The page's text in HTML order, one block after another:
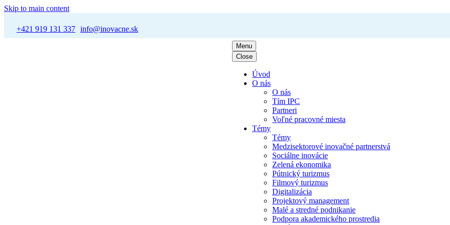
Skip to main content
+421 919 131 337 info@inovacne.sk
Menu
Close
Úvod
O nás
O nás
Tím IPC
Partneri
Voľné pracovné miesta
Témy
Témy
Medzisektorové inovačné partnerstvá
Sociálne inovácie
Zelená ekonomika
Pútnický turizmus
Filmový turizmus
Digitalizácia
Projektový management
Malé a stredné podnikanie
Podpora akademického prostredia